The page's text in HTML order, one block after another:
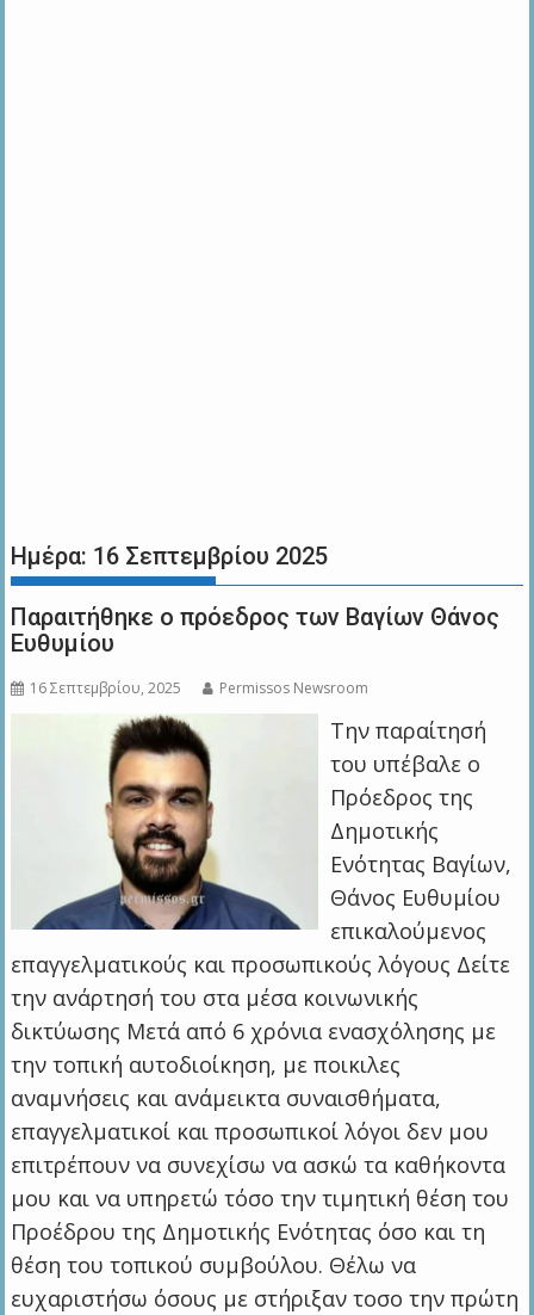
Ημέρα: 16 Σεπτεμβρίου 2025
Παραιτήθηκε ο πρόεδρος των Βαγίων Θάνος
Ευθυμίου
16 Σεπτεμβρίου, 2025 Permissos Newsroom
Την παραίτησή
του υπέβαλε ο
Πρόεδρος της
Δημοτικής
Ενότητας Βαγίων,
Θάνος Ευθυμίου
επικαλούμενος
επαγγελματικούς και προσωπικούς λόγους Δείτε
την ανάρτησή του στα μέσα κοινωνικής
δικτύωσης Μετά από 6 χρόνια ενασχόλησης με
την τοπική αυτοδιοίκηση, με ποικιλες
αναμνήσεις και ανάμεικτα συναισθήματα,
επαγγελματικοί και προσωπικοί λόγοι δεν μου
επιτρέπουν να συνεχίσω να ασκώ τα καθήκοντα
μου και να υπηρετώ τόσο την τιμητική θέση του
Προέδρου της Δημοτικής Ενότητας όσο και τη
θέση του τοπικού συμβούλου. Θέλω να
ευχαριστήσω όσους με στήριξαν τοσο την πρώτη